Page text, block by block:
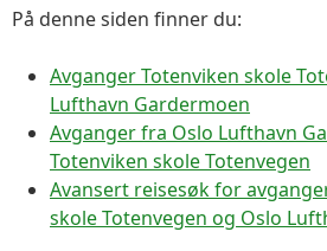
På denne siden finner du:
Avganger Totenviken skole
Lufthavn Gardermoen
Avganger fra Oslo Lufthavn
Totenviken skole Totenvegen
Avansert reisesøk for
skole Totenvegen og Oslo